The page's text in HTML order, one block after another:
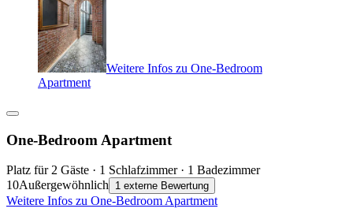
Weitere Infos zu One-Bedroom
Apartment
One-Bedroom Apartment
Platz für 2 Gäste · 1 Schlafzimmer · 1 Badezimmer
10Außergewöhnlich 1 externe Bewertung
Weitere Infos zu One-Bedroom Apartment